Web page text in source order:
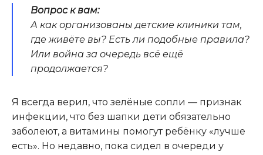
Вопрос к вам:
А как организованы детские клиники там,
где живёте вы? Есть ли подобные правила?
Или война за очередь всё ещё
продолжается?
Я всегда верил, что зелёные сопли — признак
инфекции, что без шапки дети обязательно
заболеют, а витамины помогут ребёнку «лучше
есть». Но недавно, пока сидел в очереди у